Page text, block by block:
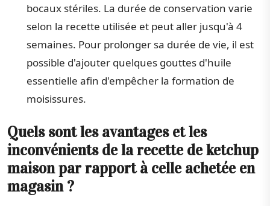
bocaux stériles. La durée de conservation varie
selon la recette utilisée et peut aller jusqu'à 4
semaines. Pour prolonger sa durée de vie, il est
possible d'ajouter quelques gouttes d'huile
essentielle afin d'empêcher la formation de
moisissures.
Quels sont les avantages et les
inconvénients de la recette de ketchup
maison par rapport à celle achetée en
magasin ?